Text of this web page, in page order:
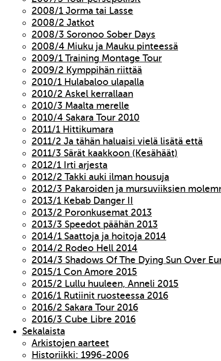
2008/1 Jorma tai Lasse
2008/2 Jatkot
2008/3 Soronoo Sober Days
2008/4 Miuku ja Mauku pinteessä
2009/1 Training Montage Tour
2009/2 Kymppihän riittää
2010/1 Hulabaloo ulapalla
2010/2 Askel kerrallaan
2010/3 Maalta merelle
2010/4 Sakara Tour 2010
2011/1 Hittikumara
2011/2 Ja tähän haluaisi vielä lisätä että
2011/3 Särät kaakkoon (Kesähäät)
2012/1 Irti arjesta
2012/2 Takki auki ilman housuja
2012/3 Pakaroiden ja mursuviiksien
2013/1 Kebab Danger II
2013/2 Poronkusemat 2013
2013/3 Speedot päähän 2013
2014/1 Saattoja ja hoitoja 2014
2014/2 Rodeo Hell 2014
2014/3 Shadows Of The Dying Sun Over
2015/1 Con Amore 2015
2015/2 Lullu huuleen, Anneli 2015
2016/1 Rutiinit ruosteessa 2016
2016/2 Sakara Tour 2016
2016/3 Cube Libre 2016
Sekalaista
Arkistojen aarteet
Historiikki: 1996-2006